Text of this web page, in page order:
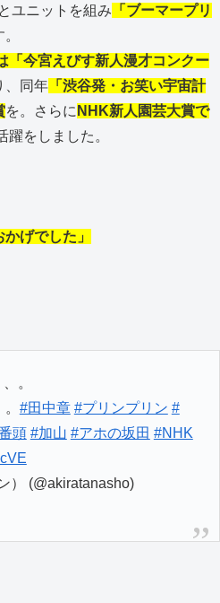
ユニットを組み 「ブーマープリ
「今宮えびす新人漫才コンクー
、同年 「渋谷発・お笑い宇宙計
を。さらに NHK新人園芸大賞で
躍をしました。
げでした」
。
#田中章 #プリンプリン #
頭 #加山 #アホの坂田 #NHK
） (@akiratanasho)